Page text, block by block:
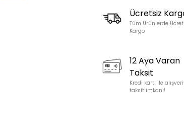
Ücretsiz
Tüm Ürünlerde
Kargo
12 Aya Varan
Taksit
Kredi kartı ile
taksit imkanı!